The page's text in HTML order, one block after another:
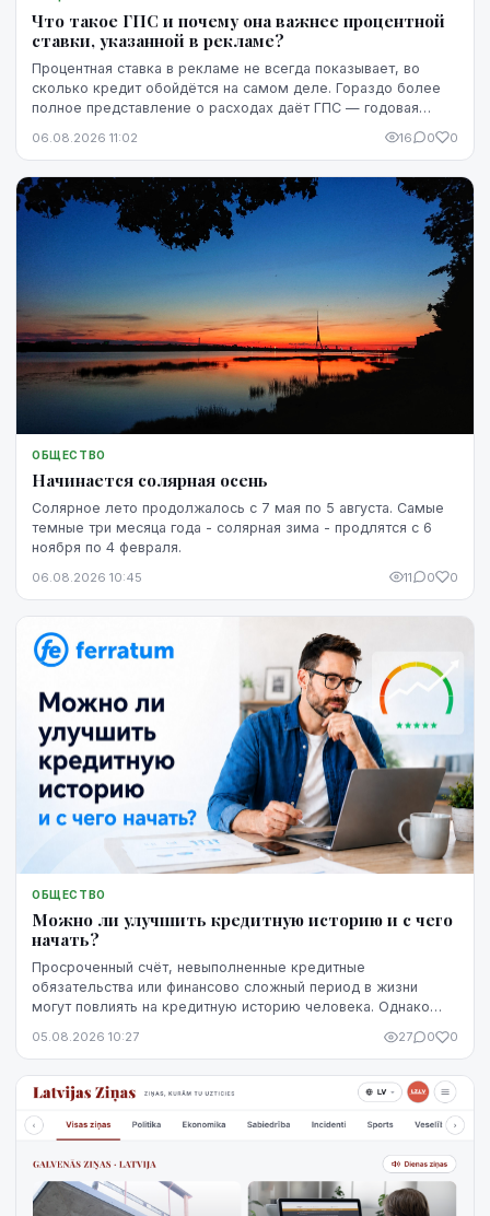
Что такое ГПС и почему она важнее процентной
ставки, указанной в рекламе?
Процентная ставка в рекламе не всегда показывает, во
сколько кредит обойдётся на самом деле. Гораздо более
полное представление о расходах даёт ГПС — годовая
06.08.2026 11:02 16 0 0
ОБЩЕСТВО
Начинается солярная осень
Солярное лето продолжалось с 7 мая по 5 августа. Самые
темные три месяца года - солярная зима - продлятся с 6
ноября по 4 февраля.
06.08.2026 10:45 11 0 0
ОБЩЕСТВО
Можно ли улучшить кредитную историю и с чего
начать?
Просроченный счёт, невыполненные кредитные
обязательства или финансово сложный период в жизни
могут повлиять на кредитную историю человека. Однако
невозможно изменить. Кредитную историю можно
регулярное выполнение обязательств и продуманные
действия.
05.08.2026 10:27 27 0 0